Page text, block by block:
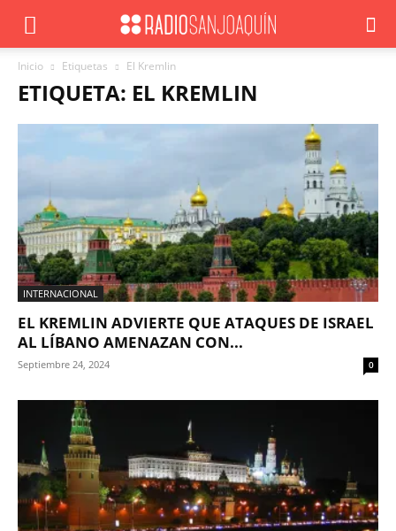
Inicio Etiquetas El Kremlin
ETIQUETA: EL KREMLIN
INTERNACIONAL
EL KREMLIN ADVIERTE QUE ATAQUES DE ISRAEL
AL LÍBANO AMENAZAN CON...
Septiembre 24, 2024 0